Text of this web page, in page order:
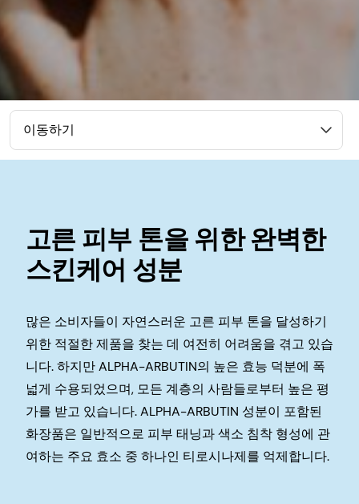
이동하기
고른 피부 톤을 위한 완벽한
스킨케어 성분
많은 소비자들이 자연스러운 고른 피부 톤을 달성하기
위한 적절한 제품을 찾는 데 여전히 어려움을 겪고 있습
니다. 하지만 ALPHA-ARBUTIN의 높은 효능 덕분에 폭
넓게 수용되었으며, 모든 계층의 사람들로부터 높은 평
가를 받고 있습니다. ALPHA-ARBUTIN 성분이 포함된
화장품은 일반적으로 피부 태닝과 색소 침착 형성에 관
여하는 주요 효소 중 하나인 티로시나제를 억제합니다.